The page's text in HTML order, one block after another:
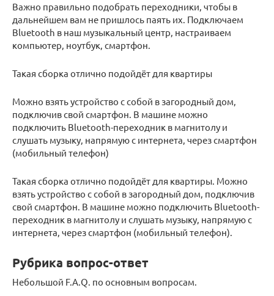
Важно правильно подобрать переходники, чтобы в
дальнейшем вам не пришлось паять их. Подключаем
Bluetooth в наш музыкальный центр, настраиваем
компьютер, ноутбук, смартфон.
Такая сборка отлично подойдёт для квартиры
Можно взять устройство с собой в загородный дом,
подключив свой смартфон. В машине можно
подключить Bluetooth-переходник в магнитолу и
слушать музыку, напрямую с интернета, через смартфон
(мобильный телефон)
Такая сборка отлично подойдёт для квартиры. Можно
взять устройство с собой в загородный дом, подключив
свой смартфон. В машине можно подключить Bluetooth-
переходник в магнитолу и слушать музыку, напрямую с
интернета, через смартфон (мобильный телефон).
Рубрика вопрос-ответ
Небольшой F.A.Q. по основным вопросам.